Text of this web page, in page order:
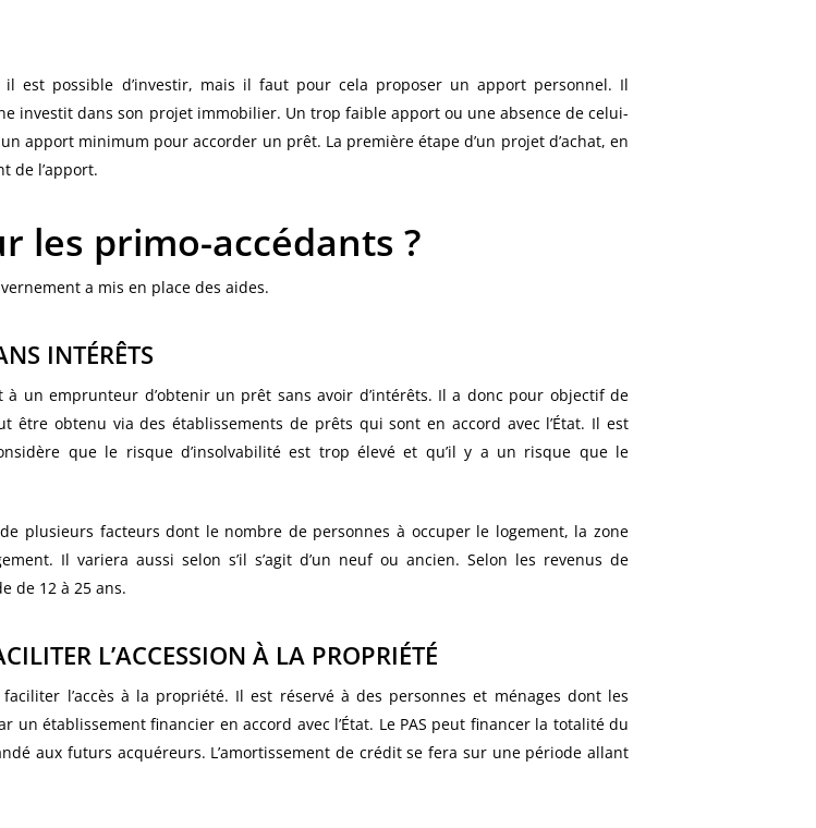
il est possible d’investir, mais il faut pour cela proposer un apport personnel. Il
investit dans son projet immobilier. Un trop faible apport ou une absence de celui-
apport minimum pour accorder un prêt. La première étape d’un projet d’achat, en
de l’apport.
les primo-accédants ?
a mis en place des aides.
INTÉRÊTS
un emprunteur d’obtenir un prêt sans avoir d’intérêts. Il a donc pour objectif de
être obtenu via des établissements de prêts qui sont en accord avec l’État. Il est
que le risque d’insolvabilité est trop élevé et qu’il y a un risque que le
plusieurs facteurs dont le nombre de personnes à occuper le logement, la zone
Il variera aussi selon s’il s’agit d’un neuf ou ancien. Selon les revenus de
de 12 à 25 ans.
L’ACCESSION À LA PROPRIÉTÉ
l’accès à la propriété. Il est réservé à des personnes et ménages dont les
établissement financier en accord avec l’État. Le PAS peut financer la totalité du
aux futurs acquéreurs. L’amortissement de crédit se fera sur une période allant